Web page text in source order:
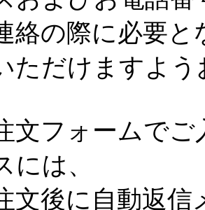
絡の際に必要
ただけますよ
文フォームで
には、
文後に自動返